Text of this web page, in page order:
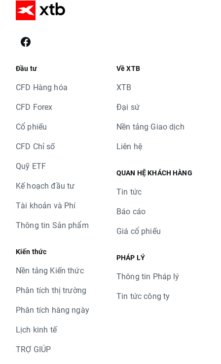
Đầu tư
CFD Hàng hóa
CFD Forex
Cổ phiếu
CFD Chỉ số
Quỹ ETF
Kế hoạch đầu tư
Tài khoản và Phí
Thông tin Sản phẩm
Kiến thức
Nền tảng Kiến thức
Phân tích thị trường
Phân tích hàng ngày
Lịch kinh tế
TRỢ GIÚP
Về XTB
XTB
Đại sứ
Nền tảng Giao dịch
Liên hệ
QUAN HỆ KHÁCH HÀNG
Tin tức
Báo cáo
Giá cổ phiếu
PHÁP LÝ
Thông tin Pháp lý
Tin tức công ty